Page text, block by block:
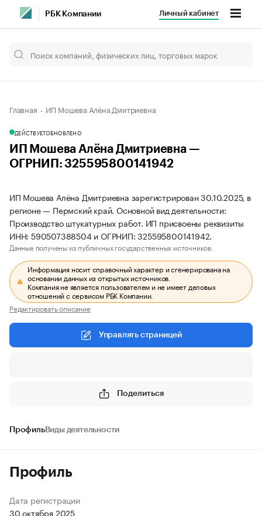
РБК Компании Личный кабинет
Главная ИП Мошева Алёна Дмитриевна
ДЕЙСТВУЕТОБНОВЛЕНО
ИП Мошева Алёна Дмитриевна —
ОГРНИП: 325595800141942
ИП Мошева Алёна Дмитриевна зарегистрирован 30.10.2025, в
регионе — Пермский край. Основной вид деятельности:
Производство штукатурных работ. ИП присвоены реквизиты
ИНН: 590507388504 и ОГРНИП: 325595800141942.
Данные получены из публичных государственных источников.
Информация носит справочный характер и сгенерирована на
основании данных из открытых источников.
Компания не является пользователем и не имеет деловых
отношений с сервисом РБК Компании.
Редактировать описание
Управлять страницей
Поделиться
ПрофильВиды деятельности
Профиль
Дата регистрации
30 октября 2025